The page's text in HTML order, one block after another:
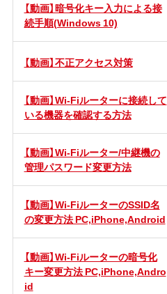
【動画】暗号化キー入力による接
続手順(Windows 10)
【動画】不正アクセス対策
【動画】Wi-Fiルーターに接続して
いる機器を確認する方法
【動画】Wi-Fiルーター/中継機の
管理パスワード変更方法
【動画】Wi-FiルーターのSSID名
の変更方法 PC,iPhone,Android
【動画】Wi-Fiルーターの暗号化
キー変更方法 PC,iPhone,Andro
id